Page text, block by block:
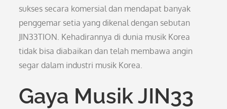
sukses secara komersial dan mendapat banyak
penggemar setia yang dikenal dengan sebutan
JIN33TION. Kehadirannya di dunia musik Korea
tidak bisa diabaikan dan telah membawa angin
segar dalam industri musik Korea.
Gaya Musik JIN33